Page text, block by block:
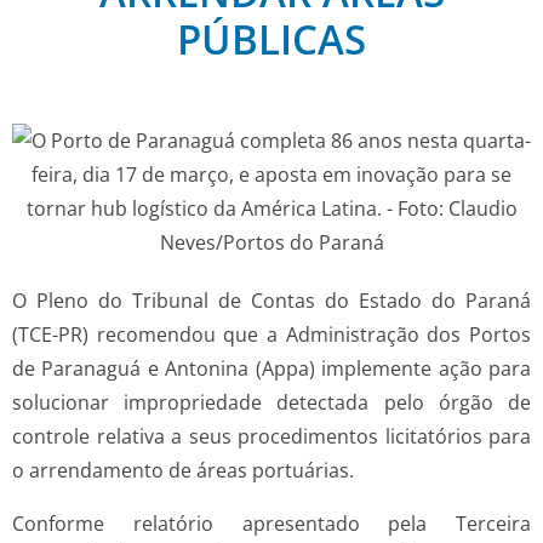
PÚBLICAS
O Pleno do Tribunal de Contas do Estado do Paraná
(TCE-PR) recomendou que a Administração dos Portos
de Paranaguá e Antonina (Appa) implemente ação para
solucionar impropriedade detectada pelo órgão de
controle relativa a seus procedimentos licitatórios para
o arrendamento de áreas portuárias.
Conforme relatório apresentado pela Terceira